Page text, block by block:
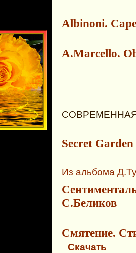
Albinoni.
A.Marcello.
Secret
Из альбома
С.Беликов
Смятение.
Скачать